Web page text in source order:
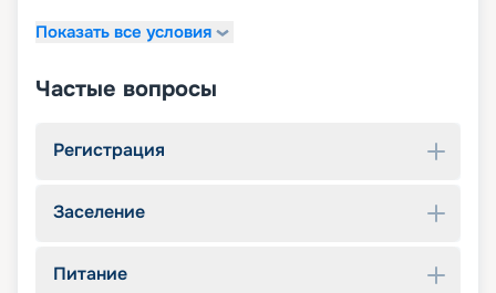
Показать все условия
Частые вопросы
Регистрация
Заселение
Питание